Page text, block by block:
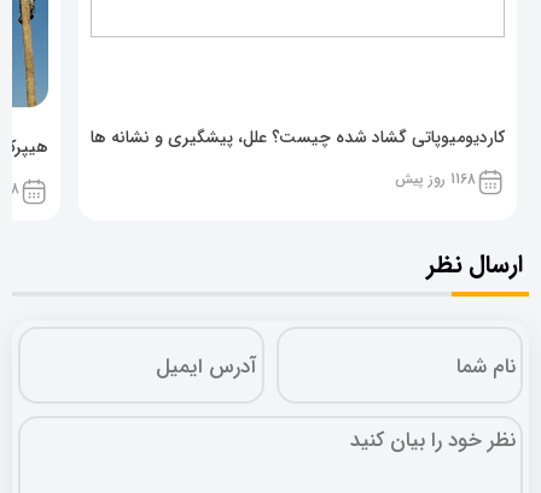
کاردیومیوپاتی گشاد شده چیست؟ علل، پیشگیری و نشانه ها
1168 روز پیش 1168
ارسال نظر